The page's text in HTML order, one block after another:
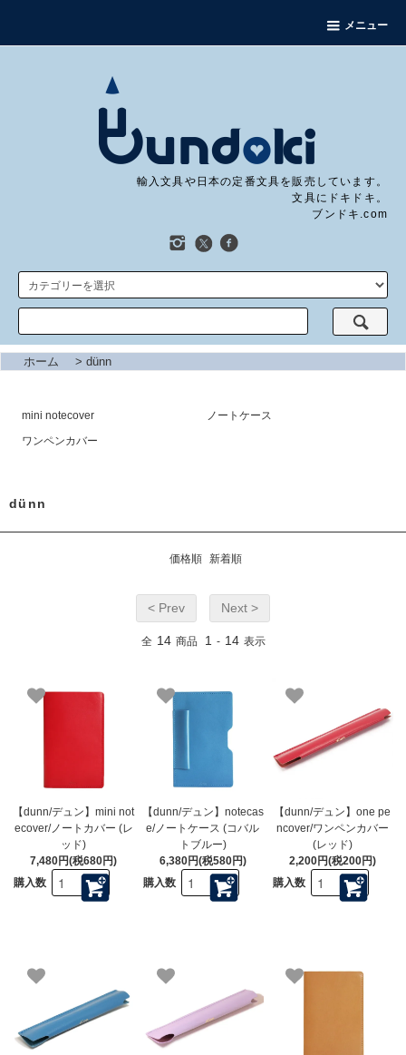
メニュー
輸入文具や日本の定番文具を販売しています。
文具にドキドキ。
ブンドキ.com
ホーム > dünn
mini notecover
ノートケース
ワンペンカバー
dünn
価格順 新着順
< Prev Next >
全 14 商品 1 - 14 表示
【dunn/デュン】mini not
ecover/ノートカバー (レ
ッド)
7,480円(税680円)
購入数
【dunn/デュン】notecas
e/ノートケース (コバル
トブルー)
6,380円(税580円)
購入数
【dunn/デュン】one pe
ncover/ワンペンカバー
(レッド)
2,200円(税200円)
購入数